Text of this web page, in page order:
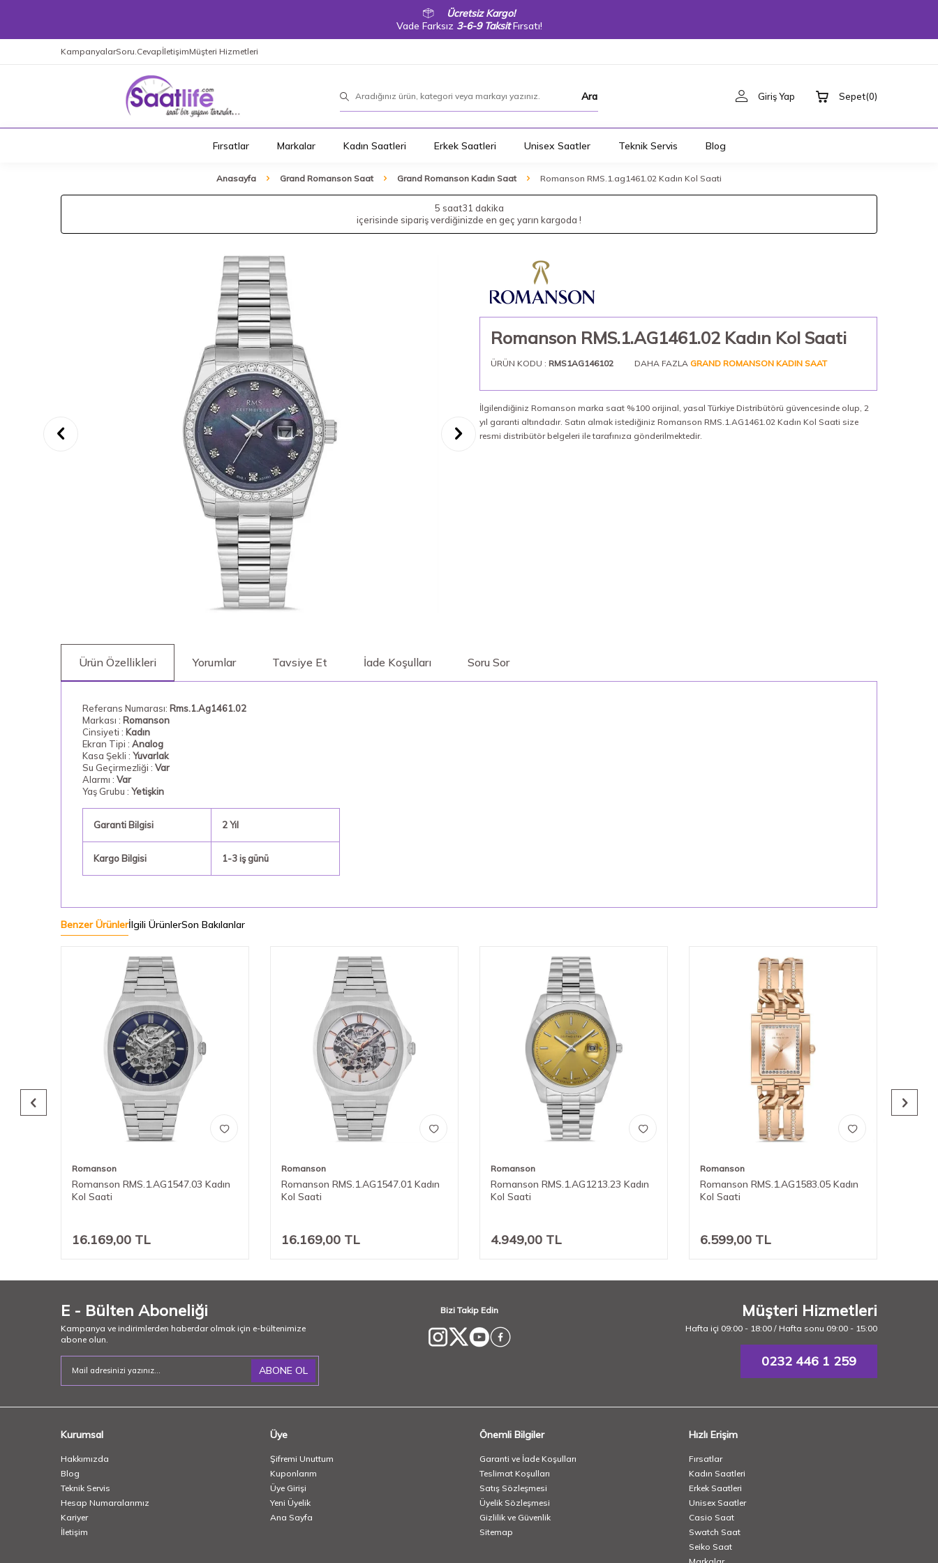
Ücretsiz Kargo!
Vade Farksız 3-6-9 TaksitFırsatı!
KampanyalarSoru.CevapİletişimMüşteri Hizmetleri
Ara Giriş Yap Sepet(0)
Fırsatlar Markalar Kadın Saatleri Erkek Saatleri Unisex Saatler Teknik Servis Blog
Anasayfa Grand Romanson Saat Grand Romanson Kadın Saat Romanson RMS.1.ag1461.02 Kadın Kol Saati
5 saat31 dakika
içerisinde sipariş verdiğinizde en geç yarın kargoda !
Romanson RMS.1.AG1461.02 Kadın Kol Saati
ÜRÜN KODU : RMS1AG146102 DAHA FAZLA GRAND ROMANSON KADIN SAAT
İlgilendiğiniz Romanson marka saat %100 orijinal, yasal Türkiye Distribütörü güvencesinde olup, 2
yıl garanti altındadır. Satın almak istediğiniz Romanson RMS.1.AG1461.02 Kadın Kol Saati size
resmi distribütör belgeleri ile tarafınıza gönderilmektedir.
Ürün Özellikleri Yorumlar Tavsiye Et İade Koşulları Soru Sor
Referans Numarası: Rms.1.Ag1461.02
Markası : Romanson
Cinsiyeti : Kadın
Ekran Tipi : Analog
Kasa Şekli : Yuvarlak
Su Geçirmezliği : Var
Alarmı : Var
Yaş Grubu : Yetişkin
Garanti Bilgisi 2 Yıl
Kargo Bilgisi 1-3 iş günü
Benzer Ürünlerİlgili ÜrünlerSon Bakılanlar
Romanson
Romanson RMS.1.AG1547.03 Kadın
Kol Saati
16.169,00 TL
Romanson
Romanson RMS.1.AG1547.01 Kadın
Kol Saati
16.169,00 TL
Romanson
Romanson RMS.1.AG1213.23 Kadın
Kol Saati
4.949,00 TL
Romanson
Romanson RMS.1.AG1583.05 Kadın
Kol Saati
6.599,00 TL
E - Bülten Aboneliği
Kampanya ve indirimlerden haberdar olmak için e-bültenimize
abone olun.
ABONE OL
Bizi Takip Edin Müşteri Hizmetleri
Hafta içi 09:00 - 18:00 / Hafta sonu 09:00 - 15:00
0232 446 1 259
Kurumsal
Hakkımızda
Blog
Teknik Servis
Hesap Numaralarımız
Kariyer
İletişim
Üye
Şifremi Unuttum
Kuponlarım
Üye Girişi
Yeni Üyelik
Ana Sayfa
Önemli Bilgiler
Garanti ve İade Koşulları
Teslimat Koşulları
Satış Sözleşmesi
Üyelik Sözleşmesi
Gizlilik ve Güvenlik
Sitemap
Hızlı Erişim
Fırsatlar
Kadın Saatleri
Erkek Saatleri
Unisex Saatler
Casio Saat
Swatch Saat
Seiko Saat